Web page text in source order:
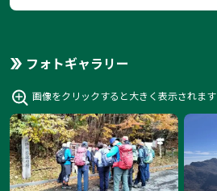
フォトギャラリー
画像をクリックすると大きく表示されます